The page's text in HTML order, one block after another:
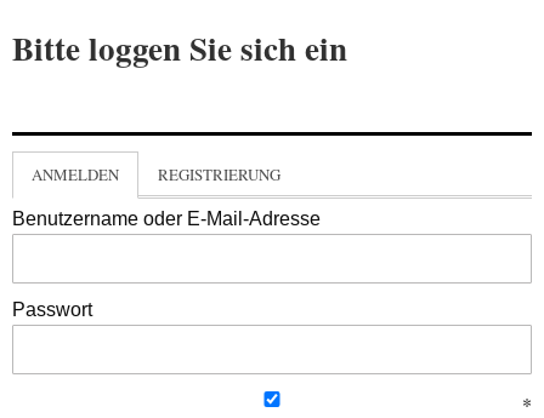
Bitte loggen Sie sich ein
ANMELDEN REGISTRIERUNG
Benutzername oder E-Mail-Adresse
Passwort